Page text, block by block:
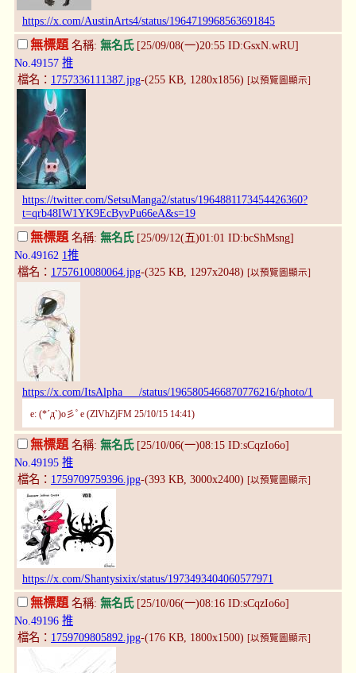
https://x.com/AustinArts4/status/1964719968563691845
無標題 名稱: 無名氏[25/09/08(一)20:55 ID:GsxN.wRU]
No.49157 推
檔名： 1757336111387.jpg-(255 KB, 1280x1856) [以預覽圖顯示]
https://twitter.com/SetsuManga2/status/1964881173454426360?
t=qrb48IW1YK9EcByvPu66eA&s=19
無標題名稱: 無名氏[25/09/12(五)01:01 ID:bcShMsng]
No.49162 1推
檔名： 1757610080064.jpg-(325 KB, 1297x2048) [以預覽圖顯示]
https://x.com/ItsAlpha___/status/1965805466870776216/photo/1
e: (*´д`)o彡ﾟe (ZlVhZjFM 25/10/15 14:41)
無標題 名稱: 無名氏[25/10/06(一)08:15 ID:sCqzIo6o]
No.49195 推
檔名： 1759709759396.jpg-(393 KB, 3000x2400) [以預覽圖顯示]
https://x.com/Shantysixix/status/1973493404060577971
無標題 名稱: 無名氏[25/10/06(一)08:16 ID:sCqzIo6o]
No.49196 推
檔名： 1759709805892.jpg-(176 KB, 1800x1500) [以預覽圖顯示]